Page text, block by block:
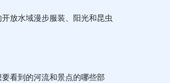
放水域漫步服装、阳光和昆虫
看到的河流和景点的哪些部